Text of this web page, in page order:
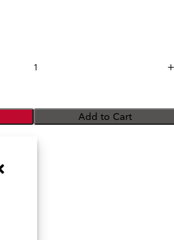
Add to Cart